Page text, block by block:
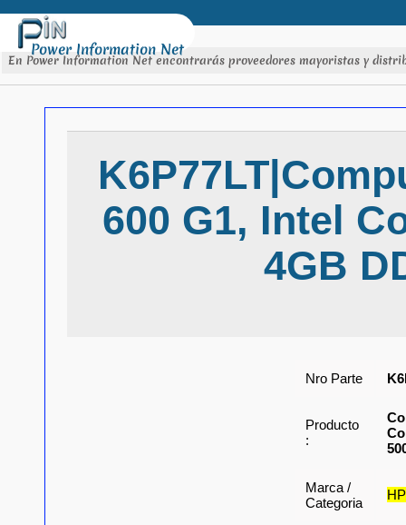
Power Information Net
En Power Information Net encontrarás proveedores mayoristas y
600 G1, Intel
4GB
Nro Parte
Producto
:
Marca /
Categoria
HP